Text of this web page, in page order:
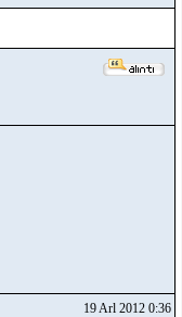
19 Arl 2012 0:36